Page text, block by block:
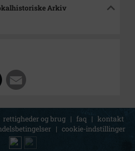
Arkiv
rettigheder og brug | faq | kontakt
| cookie-indstillinger